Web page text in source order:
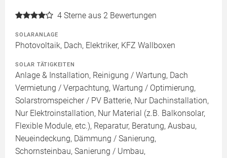
4 Sterne aus 2 Bewertungen
SOLARANLAGE
Photovoltaik, Dach, Elektriker, KFZ Wallboxen
SOLAR TÄTIGKEITEN
Anlage & Installation, Reinigung / Wartung, Dach
Vermietung / Verpachtung, Wartung / Optimierung,
Solarstromspeicher / PV Batterie, Nur Dachinstallation,
Nur Elektroinstallation, Nur Material (z.B. Balkonsolar,
Flexible Module, etc.), Reparatur, Beratung, Ausbau,
Neueindeckung, Dämmung / Sanierung,
Schornsteinbau, Sanierung / Umbau,